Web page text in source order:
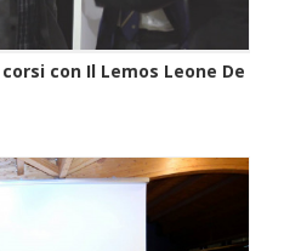
con Il Lemos Leone De